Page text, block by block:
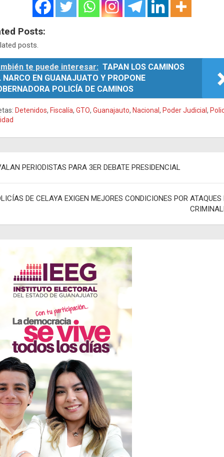
Posts:
posts.
te puede interesar: TAPAN LOS CAMINOS
NARCO EN GUANAJUATO Y PROPONE
POLICÍA DE CAMINOS
Detenidos, Fiscalía, GTO, Guanajauto, Nacional , Poder Judicial ,
PERIODISTAS PARA 3ER DEBATE PRESIDENCIAL
DE CELAYA EXIGEN MEJORES CONDICIONES POR ATAQUES